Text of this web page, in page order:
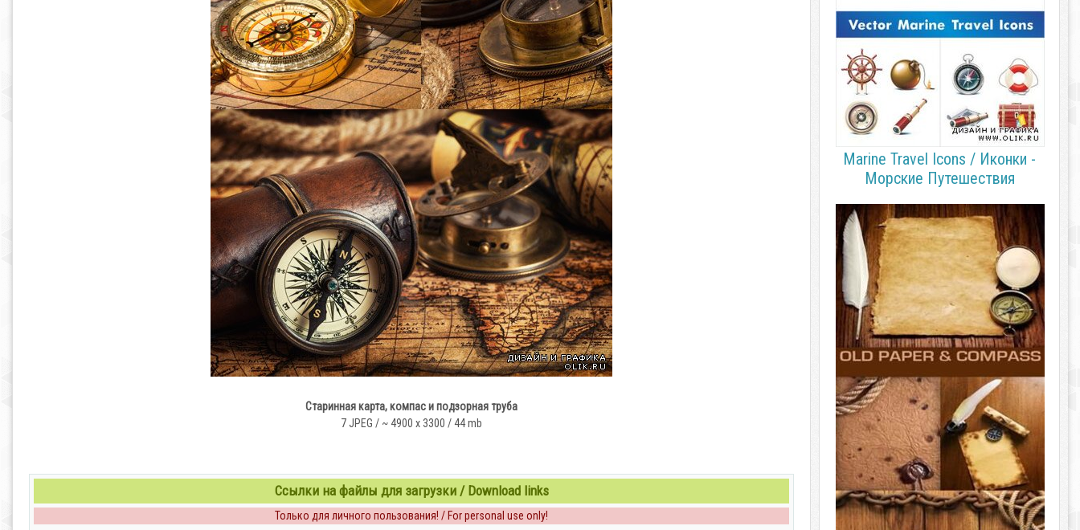
Старинная карта, компас и подзорная труба
7 JPEG / ~ 4900 x 3300 / 44 mb
Ссылки на файлы для загрузки / Download links
Только для личного пользования! / For personal use only!
Marine Travel Icons / Иконки -
Морские Путешествия